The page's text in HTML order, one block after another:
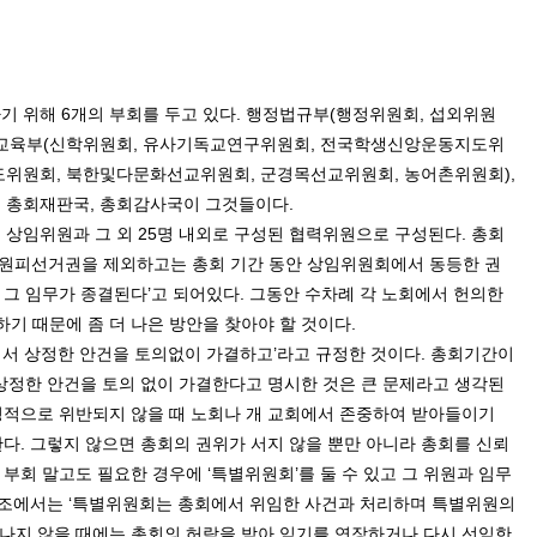
위해 6개의 부회를 두고 있다. 행정법규부(행정위원회
섭외위원
육부(신학위원회 유사기독교연구위원회
전국학생신앙운동지도위
위원회
북한및다문화선교위원회 군경목선교위원회 농어촌위원회),
총회재판국 총회감사국이 그것들이다.
상임위원과 그 외 25명 내외로 구성된 협력위원으로 구성된다. 총회
피선거권을 제외하고는 총회 기간 동안 상임위원회에서 동등한 권
임무가 종결된다’고 되어있다.
그동안 수차례 각 노회에서 헌의한
때문에 좀 더 나은 방안을 찾아야 할 것이다.
상정한 안건을 토의없이 가결하고’라고 규정한 것이다. 총회기간이
한 안건을 토의 없이 가결한다고 명시한 것은 큰 문제라고 생각된
으로 위반되지 않을 때 노회나 개 교회에서 존중하여 받아들이기
.
그렇지 않으면 총회의 권위가 서지 않을 뿐만 아니라 총회를 신뢰
회 말고도 필요한 경우에 ‘특별위원회’를 둘 수 있고 그 위원과 임무
에서는 ‘특별위원회는 총회에서 위임한 사건과 처리하며 특별위원의